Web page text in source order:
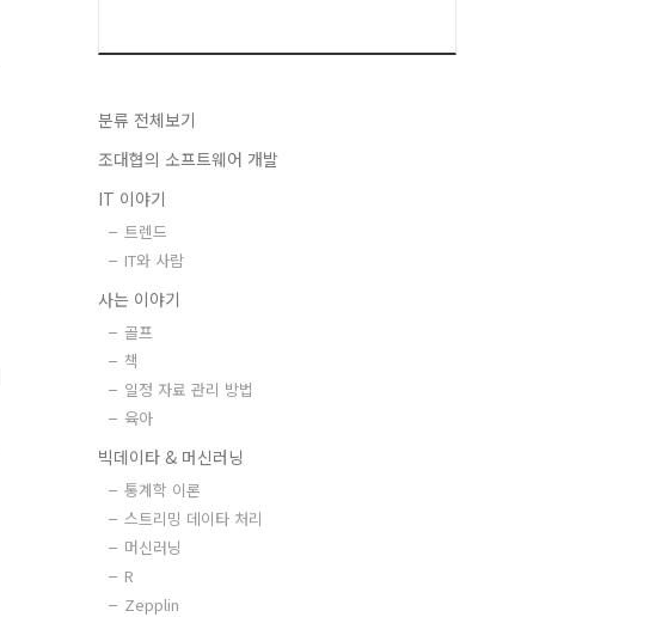
분류 전체보기
조대협의 소프트웨어 개발
IT 이야기
트렌드
IT와 사람
사는 이야기
골프
책
일정 자료 관리 방법
육아
빅데이타 & 머신러닝
통계학 이론
스트리밍 데이타 처리
머신러닝
R
Zepplin